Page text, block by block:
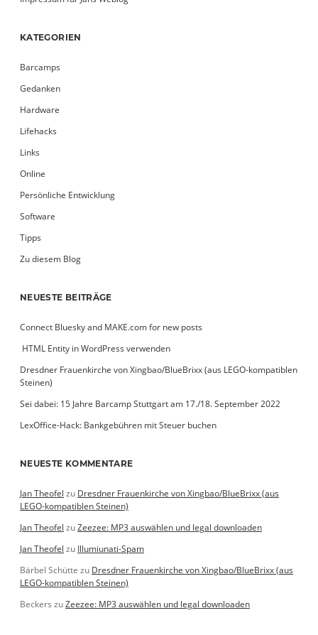
KATEGORIEN
Barcamps
Gedanken
Hardware
Lifehacks
Links
Online
Persönliche Entwicklung
Software
Tipps
Zu diesem Blog
NEUESTE BEITRÄGE
Connect Bluesky and MAKE.com for new posts
­ HTML Entity in WordPress verwenden
Dresdner Frauenkirche von Xingbao/BlueBrixx (aus LEGO-kompatiblen
Steinen)
Sei dabei: 15 Jahre Barcamp Stuttgart am 17./18. September 2022
LexOffice-Hack: Bankgebühren mit Steuer buchen
NEUESTE KOMMENTARE
Jan Theofel zu Dresdner Frauenkirche von Xingbao/BlueBrixx (aus
LEGO-kompatiblen Steinen)
Jan Theofel zuZeezee: MP3 auswählen und legal downloaden
Jan Theofel zu Illumiunati-Spam
Bärbel Schütte zu Dresdner Frauenkirche von Xingbao/BlueBrixx (aus
LEGO-kompatiblen Steinen)
Beckers zuZeezee: MP3 auswählen und legal downloaden